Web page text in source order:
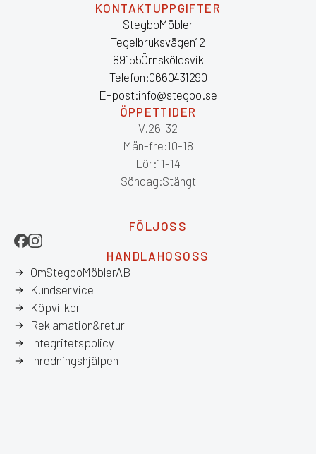
KONTAKTUPPGIFTER
Stegbo Möbler
Tegelbruksvägen 12
891 55 Örnsköldsvik
Telefon: 0660 43 12 90
E-post: info@stegbo.se
ÖPPETTIDER
V.26-32
Mån-fre: 10-18
Lör: 11-14
Söndag: Stängt
FÖLJ OSS
HANDLA HOS OSS
Om Stegbo Möbler AB
Kundservice
Köpvillkor
Reklamation & retur
Integritetspolicy
Inredningshjälpen